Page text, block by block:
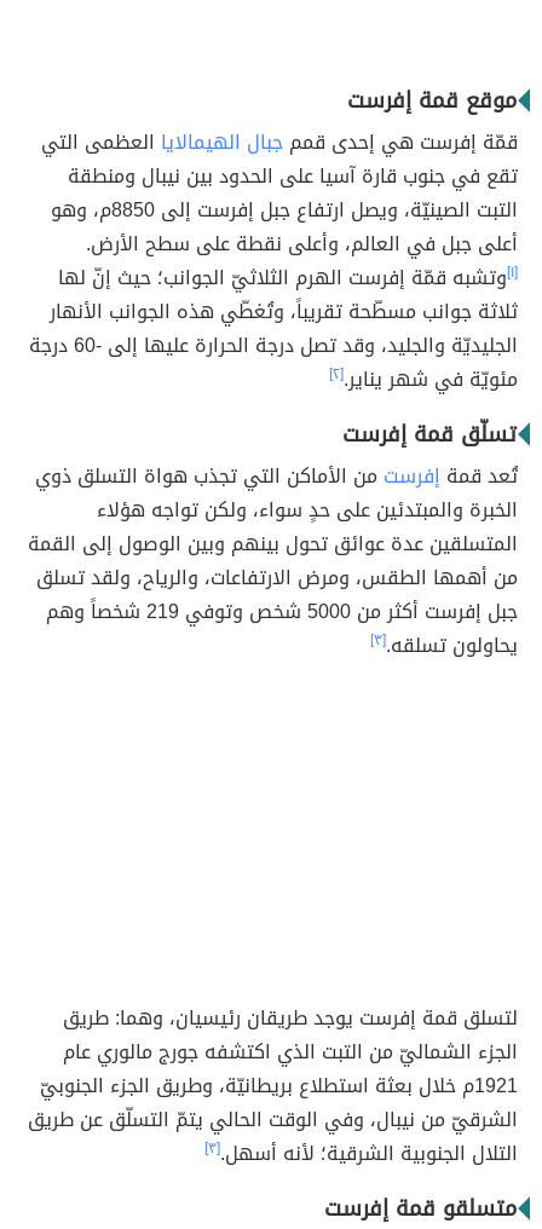
موقع قمة إفرست
قمّة إفرست هي إحدى قممجبال الهيمالايا العظمى التي
تقع في جنوب قارة آسيا على الحدود بين نيبال ومنطقة
التبت الصينيّة، ويصل ارتفاع جبل إفرست إلى 8850م، وهو
أعلى جبل في العالم، وأعلى نقطة على سطح الأرض.
[١] وتشبه قمّة إفرست الهرم الثلاثيّ الجوانب؛ حيث إنّ لها
ثلاثة جوانب مسطّحة تقريباً، وتُغطّي هذه الجوانب الأنهار
الجليديّة والجليد، وقد تصل درجة الحرارة عليها إلى -60 درجة
مئويّة في شهر يناير.[٢]
تسلّق قمة إفرست
تُعد قمة إفرست من الأماكن التي تجذب هواة التسلق ذوي
الخبرة والمبتدئين على حدٍ سواء، ولكن تواجه هؤلاء
المتسلقين عدة عوائق تحول بينهم وبين الوصول إلى القمة
من أهمها الطقس، ومرض الارتفاعات، والرياح، ولقد تسلق
جبل إفرست أكثر من 5000 شخص وتوفي 219 شخصاً وهم
يحاولون تسلقه.[٣]
لتسلق قمة إفرست يوجد طريقان رئيسيان، وهما: طريق
الجزء الشماليّ من التبت الذي اكتشفه جورج مالوري عام
1921م خلال بعثة استطلاع بريطانيّة، وطريق الجزء الجنوبيّ
الشرقيّ من نيبال، وفي الوقت الحالي يتمّ التسلّق عن طريق
التلال الجنوبية الشرقية؛ لأنه أسهل.[٣]
متسلقو قمة إفرست